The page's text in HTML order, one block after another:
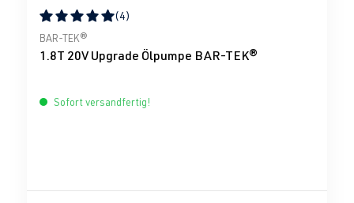
Durchschnittliche Bewertung von 5 von 5 Sternen
(4)
BAR-TEK®
1.8T 20V Upgrade Ölpumpe BAR-TEK®
Sofort versandfertig!